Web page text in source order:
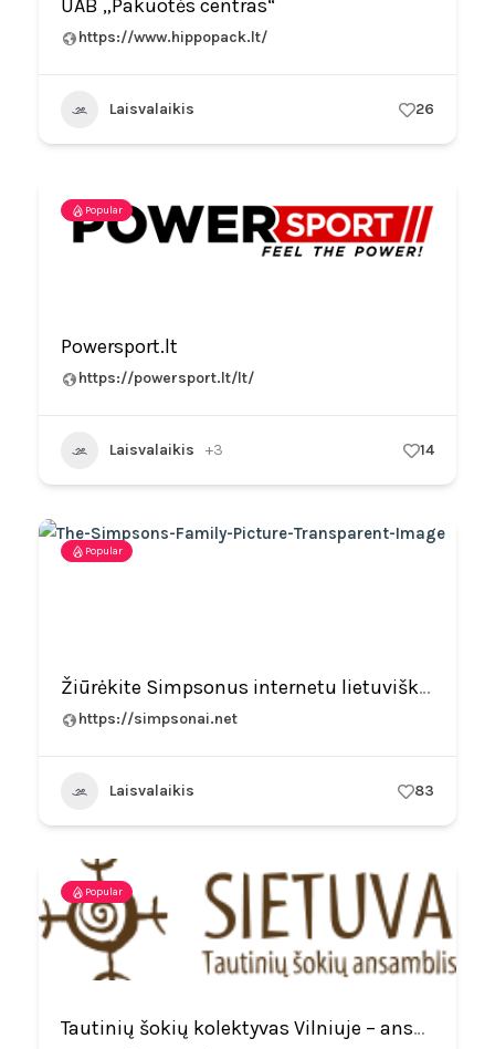
UAB „Pakuotės centras“
https://www.hippopack.lt/
Laisvalaikis 26
Popular
Powersport.lt
https://powersport.lt/lt/
Laisvalaikis +3 14
Popular
Žiūrėkite Simpsonus internetu lietuviškai
https://simpsonai.net
Laisvalaikis 83
Popular
Tautinių šokių kolektyvas Vilniuje – ansamblis „Sietuva“